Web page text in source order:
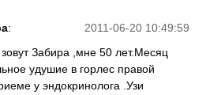
2011-06-20 10:49:59
:
Забира ,мне 50 лет.Месяц
удушие в горлес правой
у эндокринолога .Узи